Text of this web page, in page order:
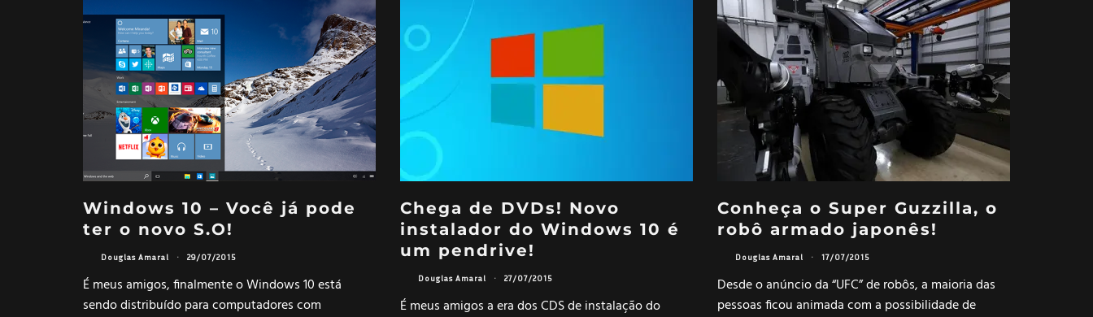
Windows 10 – Você já pode
ter o novo S.O!
Douglas Amaral · 29/07/2015
É meus amigos, finalmente o Windows 10 está
sendo distribuído para computadores com
Chega de DVDs! Novo
instalador do Windows 10 é
um pendrive!
Douglas Amaral · 27/07/2015
É meus amigos a era dos CDS de instalação do
Conheça o Super Guzzilla, o
robô armado japonês!
Douglas Amaral · 17/07/2015
Desde o anúncio da “UFC” de robôs, a maioria das
pessoas ficou animada com a possibilidade de